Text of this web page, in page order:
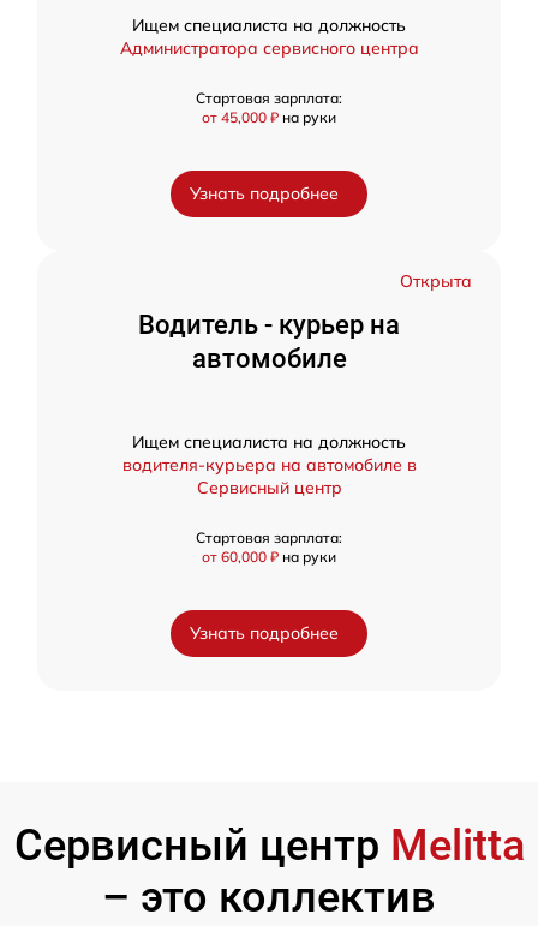
Ищем специалиста на должность
Администратора сервисного центра
Стартовая зарплата:
от 45,000 ₽ на руки
Узнать подробнее
Открыта
Водитель - курьер на
автомобиле
Ищем специалиста на должность
водителя-курьера на автомобиле в
Сервисный центр
Стартовая зарплата:
от 60,000 ₽ на руки
Узнать подробнее
Сервисный центр Melitta
– это коллектив